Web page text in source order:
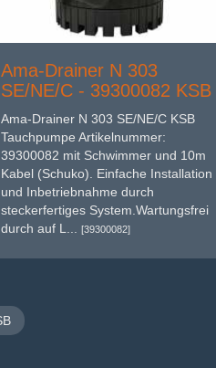
Ama-Drainer N 303
SE/NE/C - 39300082 KSB
Ama-Drainer N 303 SE/NE/C KSB
Tauchpumpe Artikelnummer:
39300082 mit Schwimmer und 10m
Kabel (Schuko). Einfache Installation
und Inbetriebnahme durch
steckerfertiges System.Wartungsfrei
durch auf L...
[39300082]